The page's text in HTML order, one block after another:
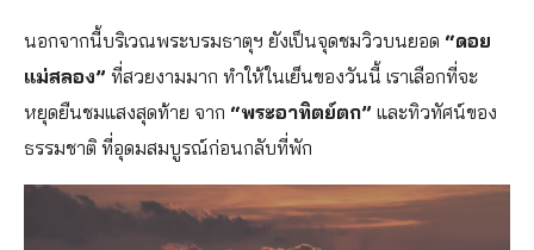
นอกจากนี้บริเวณพระบรมธาตุฯ ยังเป็นจุดชมวิวบนยอด “ดอย
แม่สลอง” ที่สวยงามมาก ทำให้ในเย็นของวันนี้ เราเลือกที่จะ
หยุดยืนชมแสงสุดท้าย จาก “พระอาทิตย์ตก” และทิวทัศน์ของ
ธรรมชาติ ที่อุดมสมบูรณ์ก่อนกลับที่พัก